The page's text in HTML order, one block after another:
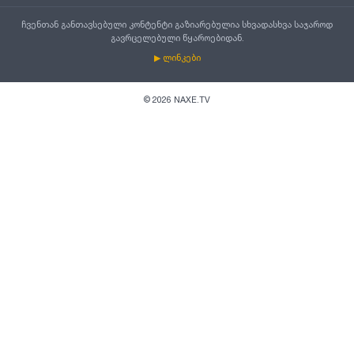
ჩვენთან განთავსებული კონტენტი გაზიარებულია სხვადასხვა საჯაროდ
გავრცელებული წყაროებიდან.
▶ ლინკები
© 2026 NAXE.TV